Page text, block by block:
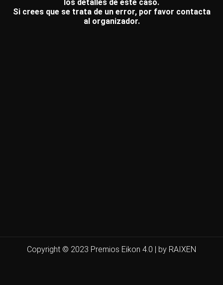
los detalles de este caso.
Si crees que se trata de un error, por favor contacta
al organizador.
Copyright © 2023 Premios Eikon 4.0 | by RAIXEN